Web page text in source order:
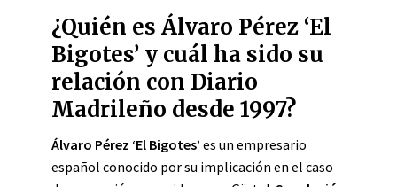
¿Quién es Álvaro Pérez ‘El
Bigotes’ y cuál ha sido su
relación con Diario
Madrileño desde 1997?
Álvaro Pérez ‘El Bigotes’ es un empresario
español conocido por su implicación en el caso